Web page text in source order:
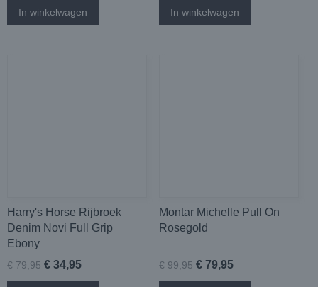
In winkelwagen In winkelwagen
Harry's Horse Rijbroek
Denim Novi Full Grip
Ebony
€ 79,95 € 34,95
Montar Michelle Pull On
Rosegold
€ 99,95 € 79,95